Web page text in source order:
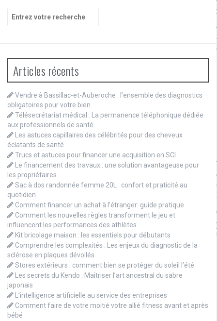
pour
Articles récents
Vendre à Bassillac-et-Auberoche : l’ensemble des diagnostics
obligatoires pour votre bien
Télésecrétariat médical : La permanence téléphonique dédiée
aux professionnels de santé
Les astuces capillaires des célébrités pour des cheveux
éclatants de santé
Trucs et astuces pour financer une acquisition en SCI
Le financement des travaux : une solution avantageuse pour
les propriétaires
Sac à dos randonnée femme 20L : confort et praticité au
quotidien
Comment financer un achat à l’étranger: guide pratique
Comment les nouvelles règles transforment le jeu et
influencent les performances des athlètes
Kit bricolage maison : les essentiels pour débutants
Comprendre les complexités : Les enjeux du diagnostic de la
sclérose en plaques dévoilés
Stores extérieurs : comment bien se protéger du soleil l’été
Les secrets du Kendo : Maîtriser l’art ancestral du sabre
japonais
L’intelligence artificielle au service des entreprises
Comment faire de votre moitié votre allié fitness avant et après
bébé